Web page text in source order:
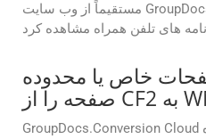
مستقیماً از وب سایت GroupDocs یا از طریق وب GroupDocs
خاص یا محدوده
GroupDocs.Conversion Cloud به شما امکان می دهد محدوده